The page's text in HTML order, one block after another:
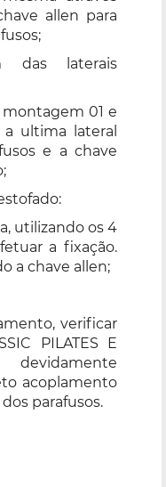
allen para
das laterais
01 e
ultima lateral
e a chave
utilizando os 4
a fixação.
a chave allen;
verificar
PILATES E
devidamente
acoplamento
parafusos.